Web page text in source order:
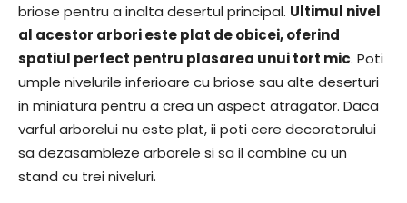
briose pentru a inalta desertul principal. Ultimul nivel
al acestor arbori este plat de obicei, oferind
spatiul perfect pentru plasarea unui tort mic. Poti
umple nivelurile inferioare cu briose sau alte deserturi
in miniatura pentru a crea un aspect atragator. Daca
varful arborelui nu este plat, ii poti cere decoratorului
sa dezasambleze arborele si sa il combine cu un
stand cu trei niveluri.